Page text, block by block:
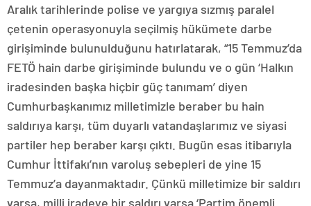
Aralık tarihlerinde polise ve yargıya sızmış paralel
çetenin operasyonuyla seçilmiş hükümete darbe
girişiminde bulunulduğunu hatırlatarak, “15 Temmuz’da
FETÖ hain darbe girişiminde bulundu ve o gün ‘Halkın
iradesinden başka hiçbir güç tanımam’ diyen
Cumhurbaşkanımız milletimizle beraber bu hain
saldırıya karşı, tüm duyarlı vatandaşlarımız ve siyasi
partiler hep beraber karşı çıktı. Bugün esas itibarıyla
Cumhur İttifakı’nın varoluş sebepleri de yine 15
Temmuz’a dayanmaktadır. Çünkü milletimize bir saldırı
varsa, milli iradeye bir saldırı varsa ‘Partim önemli